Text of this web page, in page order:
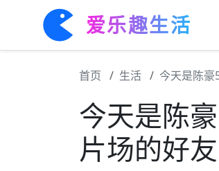
爱乐趣生活
首页 生活 今天是陈豪
今天是陈
片场的好